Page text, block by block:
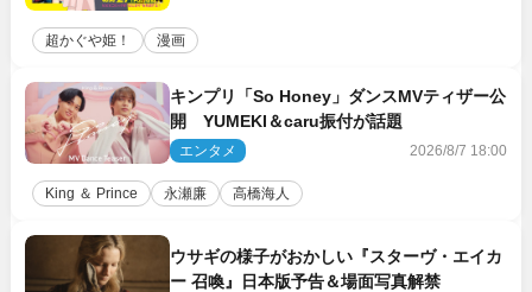
超かぐや姫！ 漫画
キンプリ「So Honey」ダンスMVティザー公
開 YUMEKI＆caru振付が話題
エンタメ 2026/8/7 18:00
King ＆ Prince 永瀬廉 高橋海人
ウサギの様子がおかしい『スターヴ・エイカ
ー 召喚』日本版予告＆場面写真解禁